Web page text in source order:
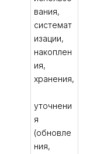
вания,
системат
изации,
накоплен
ия,
хранения,
уточнени
я
(обновле
ния,